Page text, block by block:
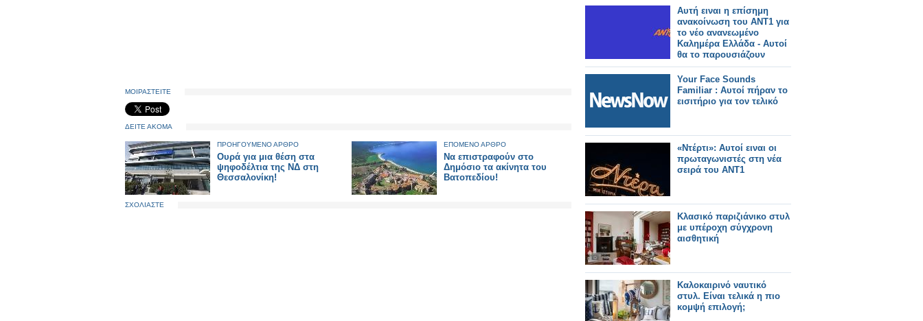
ΜΟΙΡΑΣΤΕΙΤΕ
ΔΕΙΤΕ ΑΚΟΜΑ
ΠΡΟΗΓΟΥΜΕΝΟ ΑΡΘΡΟ
Oυρά για μια θέση στα
ψηφοδέλτια της ΝΔ στη
Θεσσαλονίκη!
ΕΠΟΜΕΝΟ ΑΡΘΡΟ
Να επιστραφούν στο
Δημόσιο τα ακίνητα του
Βατοπεδίου!
ΣΧΟΛΙΑΣΤΕ
Αυτή ειναι η επίσημη
ανακοίνωση του ΑΝΤ1 για
το νέο ανανεωμένο
Καλημέρα Ελλάδα - Αυτοί
θα το παρουσιάζουν
Your Face Sounds
Familiar : Αυτοί πήραν το
εισιτήριο για τον τελικό
«Ντέρτι»: Αυτοί ειναι οι
πρωταγωνιστές στη νέα
σειρά του ΑΝΤ1
Κλασικό παριζιάνικο στυλ
με υπέροχη σύγχρονη
αισθητική
Καλοκαιρινό ναυτικό
στυλ. Είναι τελικά η πιο
κομψή επιλογή;